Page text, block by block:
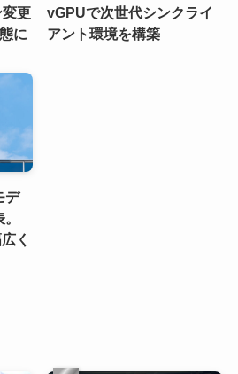
更
に
vGPUで次世代シンクライ
アント環境を構築
デ
く